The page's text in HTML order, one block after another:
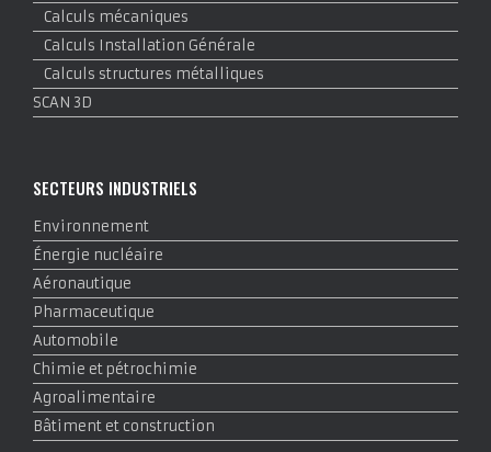
Calculs mécaniques
Calculs Installation Générale
Calculs structures métalliques
SCAN 3D
SECTEURS INDUSTRIELS
Environnement
Énergie nucléaire
Aéronautique
Pharmaceutique
Automobile
Chimie et pétrochimie
Agroalimentaire
Bâtiment et construction